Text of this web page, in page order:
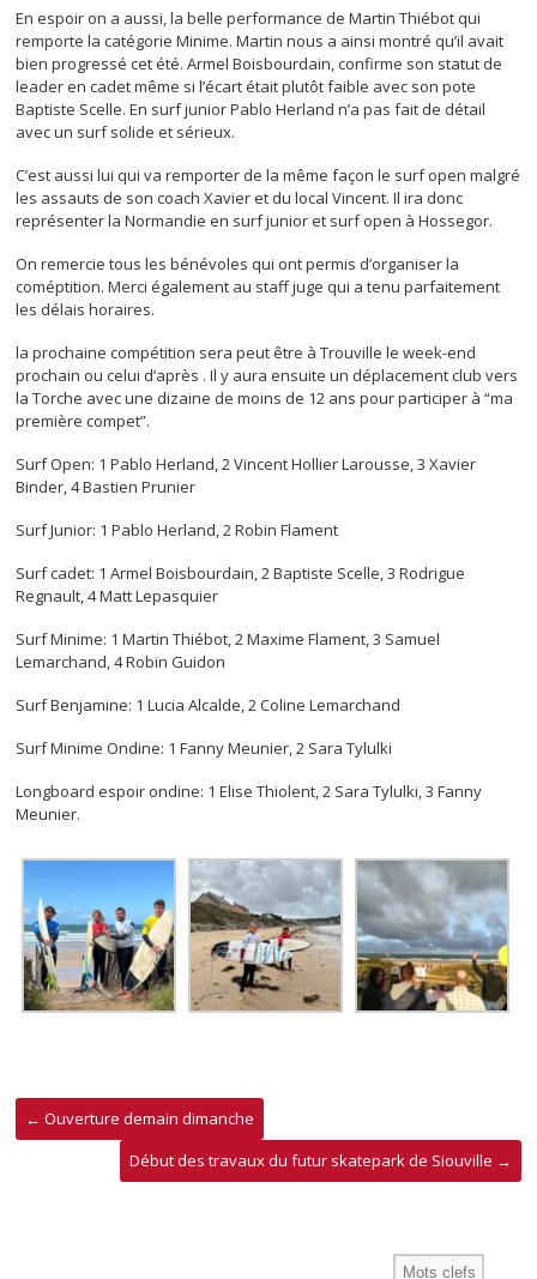
En espoir on a aussi, la belle performance de Martin Thiébot qui
remporte la catégorie Minime. Martin nous a ainsi montré qu’il avait
bien progressé cet été. Armel Boisbourdain, confirme son statut de
leader en cadet même si l’écart était plutôt faible avec son pote
Baptiste Scelle. En surf junior Pablo Herland n’a pas fait de détail
avec un surf solide et sérieux.
C’est aussi lui qui va remporter de la même façon le surf open malgré
les assauts de son coach Xavier et du local Vincent. Il ira donc
représenter la Normandie en surf junior et surf open à Hossegor.
On remercie tous les bénévoles qui ont permis d’organiser la
coméptition. Merci également au staff juge qui a tenu parfaitement
les délais horaires.
la prochaine compétition sera peut être à Trouville le week-end
prochain ou celui d’après . Il y aura ensuite un déplacement club vers
la Torche avec une dizaine de moins de 12 ans pour participer à “ma
première compet”.
Surf Open: 1 Pablo Herland, 2 Vincent Hollier Larousse, 3 Xavier
Binder, 4 Bastien Prunier
Surf Junior: 1 Pablo Herland, 2 Robin Flament
Surf cadet: 1 Armel Boisbourdain, 2 Baptiste Scelle, 3 Rodrigue
Regnault, 4 Matt Lepasquier
Surf Minime: 1 Martin Thiébot, 2 Maxime Flament, 3 Samuel
Lemarchand, 4 Robin Guidon
Surf Benjamine: 1 Lucia Alcalde, 2 Coline Lemarchand
Surf Minime Ondine: 1 Fanny Meunier, 2 Sara Tylulki
Longboard espoir ondine: 1 Elise Thiolent, 2 Sara Tylulki, 3 Fanny
Meunier.
← Ouverture demain dimanche
Début des travaux du futur skatepark de Siouville →